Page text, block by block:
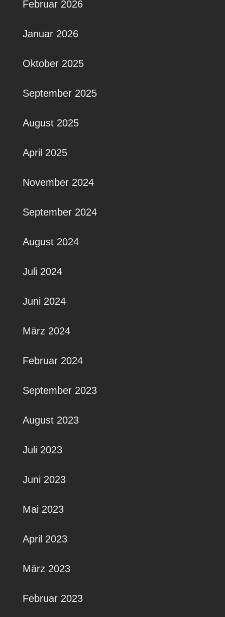
Februar 2026
Januar 2026
Oktober 2025
September 2025
August 2025
April 2025
November 2024
September 2024
August 2024
Juli 2024
Juni 2024
März 2024
Februar 2024
September 2023
August 2023
Juli 2023
Juni 2023
Mai 2023
April 2023
März 2023
Februar 2023